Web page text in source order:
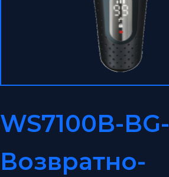
WS7100B-BG-
Возвратно-